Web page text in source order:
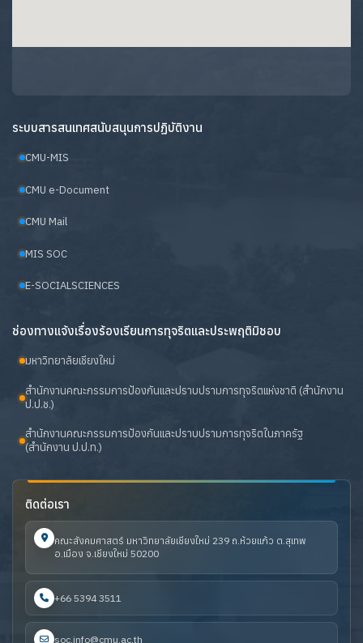
ระบบสารสนเทศสนับสนุนการปฏิบัติงาน
CMU-MIS
CMU e-Document
CMU Mail
MIS SOC
E-SOCIALSCIENCES
ช่องทางแจ้งเรื่องร้องเรียนการทุจริตและประพฤติมิชอบ
มหาวิทยาลัยเชียงใหม่
สำนักงานคณะกรรมการป้องกันและปราบปรามการทุจริตแห่งชาติ (สำนักงาน
ป.ป.ช.)
สำนักงานคณะกรรมการป้องกันและปราบปรามการทุจริตในภาครัฐ
(สำนักงาน ป.ป.ท.)
ติดต่อเรา
คณะสังคมศาสตร์ มหาวิทยาลัยเชียงใหม่ 239 ถ.ห้วยแก้ว ต.สุเทพ
อ.เมือง จ.เชียงใหม่ 50200
+66 5394 3511
soc.info@cmu.ac.th